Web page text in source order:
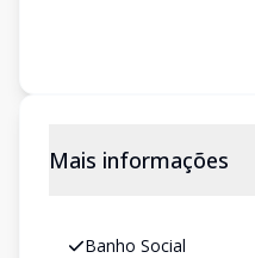
Mais informações
Banho Social